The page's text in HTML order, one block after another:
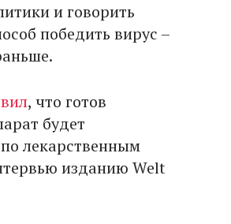
и говорить
победить вирус –
, что готов
будет
лекарственным
изданию Welt